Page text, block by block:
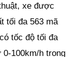
xe được
tối đa 563 mã
tốc độ tối đa
100km/h trong